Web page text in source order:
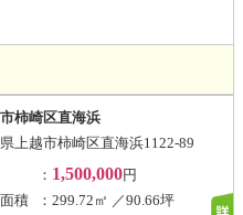
市柿崎区直海浜
上越市柿崎区直海浜1122-89
： 1,500,000円
積
：299.72㎡ ／90.66坪